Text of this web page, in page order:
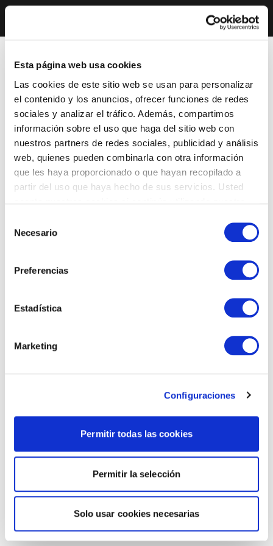
Esta página web usa cookies
Las cookies de este sitio web se usan para personalizar
el contenido y los anuncios, ofrecer funciones de redes
sociales y analizar el tráfico. Además, compartimos
información sobre el uso que haga del sitio web con
nuestros partners de redes sociales, publicidad y análisis
web, quienes pueden combinarla con otra información
que les haya proporcionado o que hayan recopilado a
partir del uso que haya hecho de sus servicios. Usted
Necesario
Preferencias
Estadística
Marketing
Configuraciones
Permitir todas las cookies
Permitir la selección
Solo usar cookies necesarias